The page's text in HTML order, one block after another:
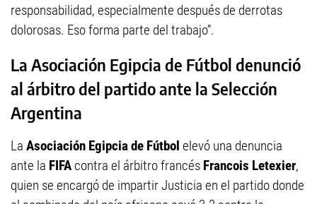
responsabilidad, especialmente después de derrotas
dolorosas. Eso forma parte del trabajo”.
La Asociación Egipcia de Fútbol denunció
al árbitro del partido ante la Selección
Argentina
La Asociación Egipcia de Fútbol elevó una denuncia
ante la FIFA contra el árbitro francés Francois Letexier,
quien se encargó de impartir Justicia en el partido donde